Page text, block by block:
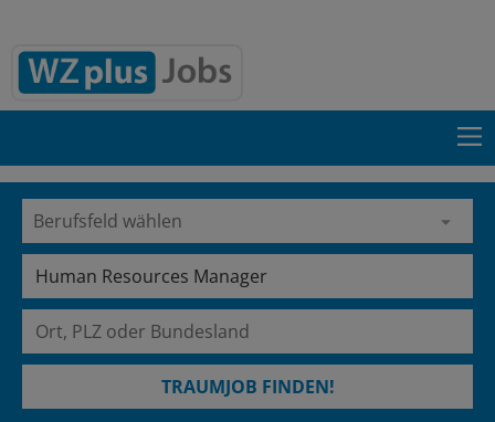
TRAUMJOB FINDEN!